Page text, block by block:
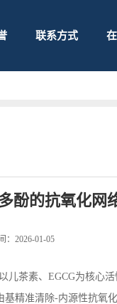
联系方式
酚的抗氧化网
：2026-01-05
儿茶素、 EGCG为核心
基精准清除-内源性抗氧